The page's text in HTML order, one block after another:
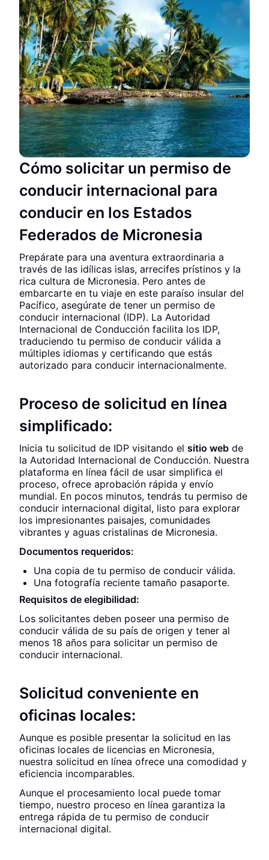
Cómo solicitar un permiso de
conducir internacional para
conducir en los Estados
Federados de Micronesia
Prepárate para una aventura extraordinaria a
través de las idílicas islas, arrecifes prístinos y la
rica cultura de Micronesia. Pero antes de
embarcarte en tu viaje en este paraíso insular del
Pacífico, asegúrate de tener un permiso de
conducir internacional (IDP). La Autoridad
Internacional de Conducción facilita los IDP,
traduciendo tu permiso de conducir válida a
múltiples idiomas y certificando que estás
autorizado para conducir internacionalmente.
Proceso de solicitud en línea
simplificado:
Inicia tu solicitud de IDP visitando el sitio web de
la Autoridad Internacional de Conducción. Nuestra
plataforma en línea fácil de usar simplifica el
proceso, ofrece aprobación rápida y envío
mundial. En pocos minutos, tendrás tu permiso de
conducir internacional digital, listo para explorar
los impresionantes paisajes, comunidades
vibrantes y aguas cristalinas de Micronesia.
Documentos requeridos:
Una copia de tu permiso de conducir válida.
Una fotografía reciente tamaño pasaporte.
Requisitos de elegibilidad:
Los solicitantes deben poseer una permiso de
conducir válida de su país de origen y tener al
menos 18 años para solicitar un permiso de
conducir internacional.
Solicitud conveniente en
oficinas locales:
Aunque es posible presentar la solicitud en las
oficinas locales de licencias en Micronesia,
nuestra solicitud en línea ofrece una comodidad y
eficiencia incomparables.
Aunque el procesamiento local puede tomar
tiempo, nuestro proceso en línea garantiza la
entrega rápida de tu permiso de conducir
internacional digital.